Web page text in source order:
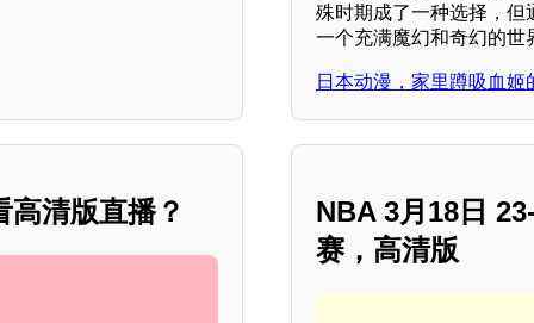
殊时期成了一种选择，但
一个充满魔幻和奇幻的世
日本动漫，家里蹲吸血
清版直播？
NBA 3月18日
赛，高清版